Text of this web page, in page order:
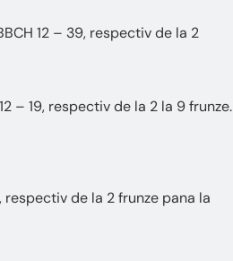
12 – 39, respectiv de la 2
– 19, respectiv de la 2 la 9 frunze.
de la 2 frunze pana la